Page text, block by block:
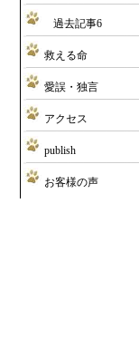
過去記事6
救える命
愛誤・独言
アクセス
publish
お客様の声